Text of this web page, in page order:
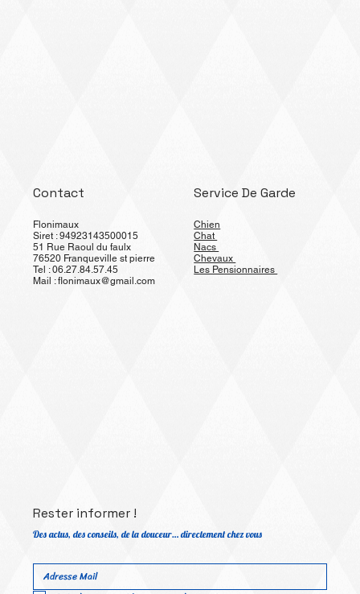
Contact
Flonimaux
Siret : 94923143500015
51 Rue Raoul du faulx
76520 Franqueville st pierre
Tel : 06.27.84.57.45
Mail :flonimaux@gmail.com
Service De Garde
Chien
Chat
Nacs
Chevaux
Les Pensionnaires
Rester informer !
Des actus, des conseils, de la douceur… directement chez vous